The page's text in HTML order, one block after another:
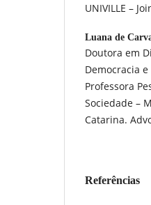
UNIVILLE –
Luana de
Doutora em
Democracia
Professora
Sociedade –
Catarina.
Referências